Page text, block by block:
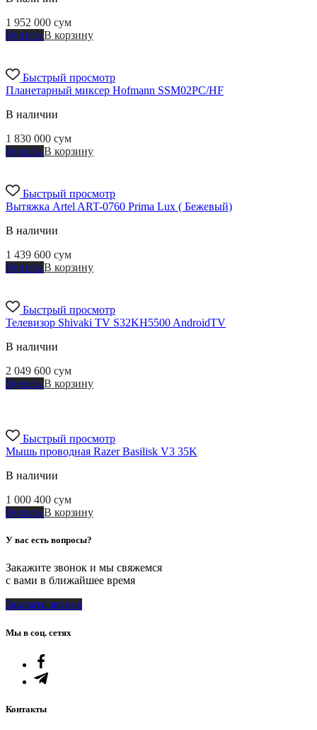
1 952 000 сум
Купить В корзину
Быстрый просмотр
Планетарный миксер Hofmann SSM02PC/HF
В наличии
1 830 000 сум
Купить В корзину
Быстрый просмотр
Вытяжка Artel ART-0760 Prima Lux ( Бежевый)
В наличии
1 439 600 сум
Купить В корзину
Быстрый просмотр
Телевизор Shivaki TV S32KH5500 AndroidTV
В наличии
2 049 600 сум
Купить В корзину
Быстрый просмотр
Мышь проводная Razer Basilisk V3 35K
В наличии
1 000 400 сум
Купить В корзину
У вас есть вопросы?
Закажите звонок и мы свяжемся
с вами в ближайшее время
Заказать звонок
Мы в соц. сетях
Контакты